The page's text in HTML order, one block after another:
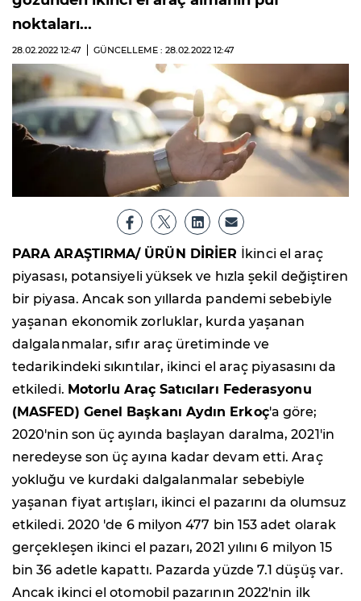
noktaları...
28.02.2022 12:47 GÜNCELLEME : 28.02.2022 12:47
PARA ARAŞTIRMA/ ÜRÜN DİRİER İkinci el araç
piyasası, potansiyeli yüksek ve hızla şekil değiştiren
bir piyasa. Ancak son yıllarda pandemi sebebiyle
yaşanan ekonomik zorluklar, kurda yaşanan
dalgalanmalar, sıfır araç üretiminde ve
tedarikindeki sıkıntılar, ikinci el araç piyasasını da
etkiledi. Motorlu Araç Satıcıları Federasyonu
(MASFED) Genel Başkanı Aydın Erkoç'a göre;
2020'nin son üç ayında başlayan daralma, 2021'in
neredeyse son üç ayına kadar devam etti. Araç
yokluğu ve kurdaki dalgalanmalar sebebiyle
yaşanan fiyat artışları, ikinci el pazarını da olumsuz
etkiledi. 2020 'de 6 milyon 477 bin 153 adet olarak
gerçekleşen ikinci el pazarı, 2021 yılını 6 milyon 15
bin 36 adetle kapattı. Pazarda yüzde 7.1 düşüş var.
Ancak ikinci el otomobil pazarının 2022'nin ilk